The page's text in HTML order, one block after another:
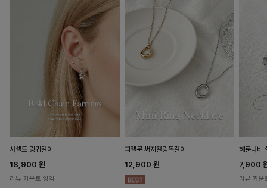
사셀드 링귀걸이
18,900 원
리뷰 카운트 영역
피엘룬 써지컬링목걸이
12,900 원
헤룬나비
7,900
리뷰 카운